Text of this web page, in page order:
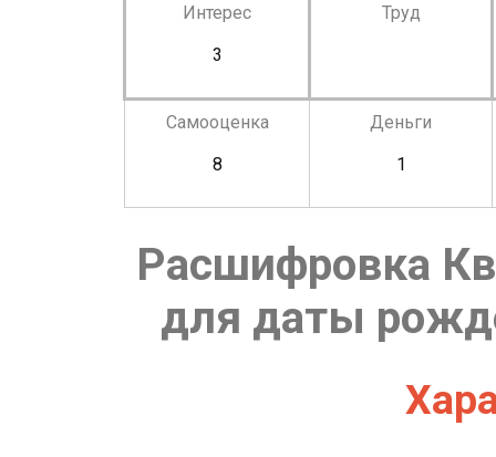
Интерес
3
Труд
Самооценка
8
Деньги
1
Расшифровка
для даты